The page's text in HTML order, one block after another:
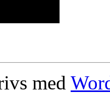
med